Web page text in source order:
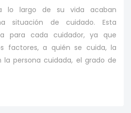
lo largo de su vida acaban
situación de cuidado. Esta
para cada cuidador, ya que
factores, a quién se cuida, la
persona cuidada, el grado de